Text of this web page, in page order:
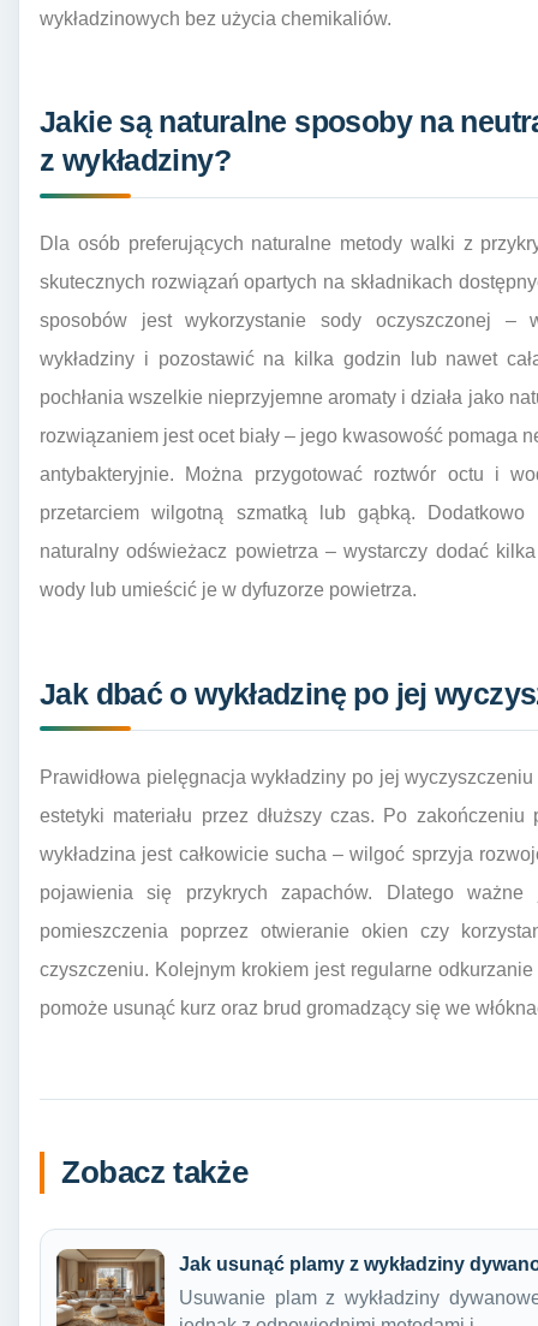
wykładzinowych bez użycia chemikaliów.
Jakie są naturalne sposoby na
z wykładziny?
Dla osób preferujących naturalne metody walki z
skutecznych rozwiązań opartych na składnikach
sposobów jest wykorzystanie sody oczyszczonej –
wykładziny i pozostawić na kilka godzin lub nawet
pochłania wszelkie nieprzyjemne aromaty i działa jako
rozwiązaniem jest ocet biały – jego kwasowość pomaga
antybakteryjnie. Można przygotować roztwór octu i
przetarciem wilgotną szmatką lub gąbką.
naturalny odświeżacz powietrza – wystarczy dodać
wody lub umieścić je w dyfuzorze powietrza.
Jak dbać o wykładzinę po jej
Prawidłowa pielęgnacja wykładziny po jej
estetyki materiału przez dłuższy czas. Po
wykładzina jest całkowicie sucha – wilgoć sprzyja
pojawienia się przykrych zapachów. Dlatego
pomieszczenia poprzez otwieranie okien czy
czyszczeniu. Kolejnym krokiem jest regularne
pomoże usunąć kurz oraz brud gromadzący się we
Zobacz także
Jak usunąć plamy z wykładziny
Usuwanie plam z wykładziny